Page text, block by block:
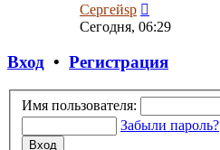
Сергейsp
к
Сегодня, 06:29
Вход • Регистрация
Имя пользователя:
Забыли пароль?